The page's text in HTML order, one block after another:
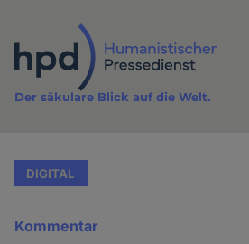
Inhalt
Der säkulare Blick auf die Welt.
DIGITAL
Kommentar